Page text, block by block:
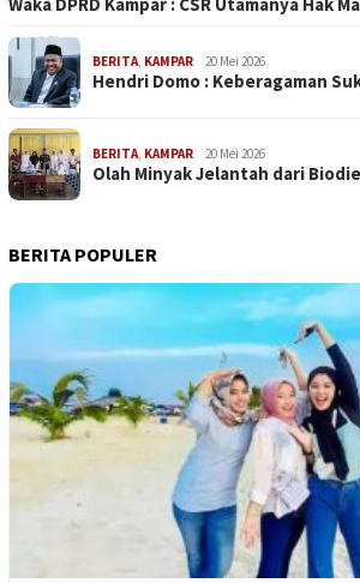
BERITA, KAMPAR 20 Mei 2026
Hendri Domo : Keberagaman
BERITA, KAMPAR 20 Mei 2026
Olah Minyak Jelantah dari
BERITA POPULER